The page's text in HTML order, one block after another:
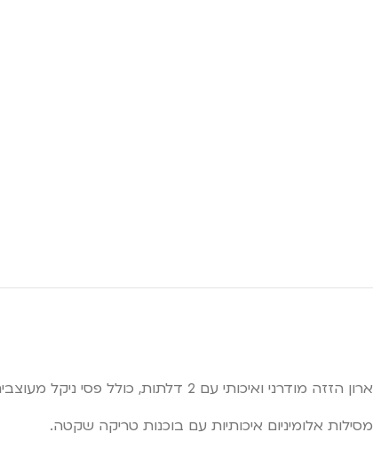
ארון הזזה מודרני ואיכותי עם 2 דלתות, כולל פסי ניקל מעוצבים למראה יוקרתי.
מסילות אלומיניום איכותיות עם בוכנות טריקה שקטה.